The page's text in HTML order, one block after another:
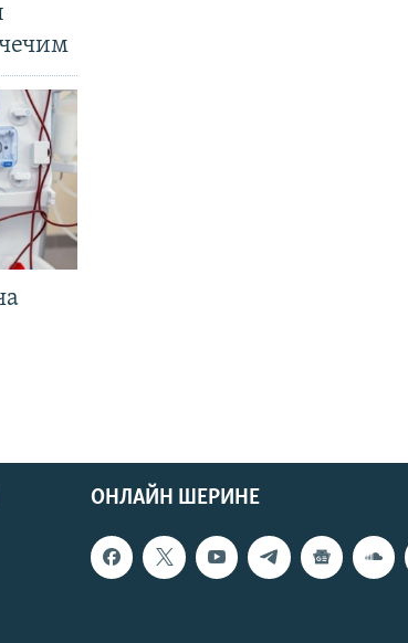
ОНЛАЙН ШЕРИНЕ